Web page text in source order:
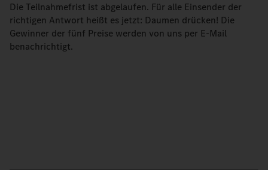
Die Teilnahmefrist ist abgelaufen. Für alle Einsender der
richtigen Antwort heißt es jetzt: Daumen drücken! Die
Gewinner der fünf Preise werden von uns per E-Mail
benachrichtigt.